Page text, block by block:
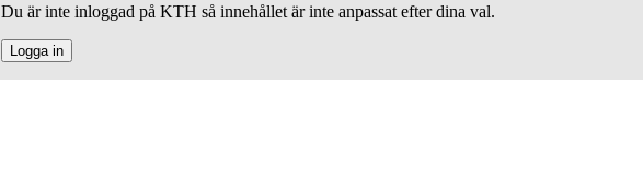
Du är inte inloggad på KTH så innehållet är inte anpassat efter dina val.
Logga in